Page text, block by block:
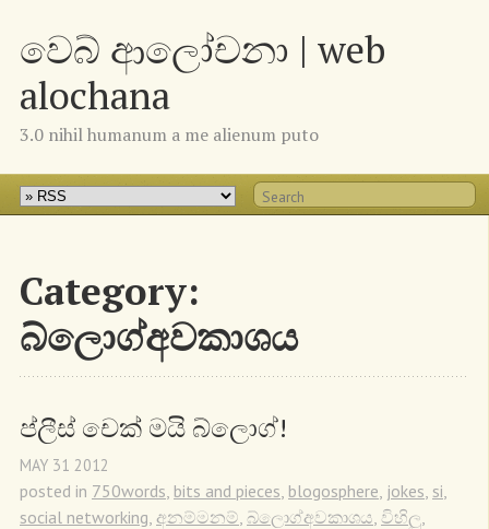
වෙබ් ආලෝචනා | web
alochana
3.0 nihil humanum a me alienum puto
Category:
බ්ලොග්අවකාශය
ප්ලීස් චෙක් මයි බ්ලොග්!
MAY 31 2012
posted in 750words bits and pieces blogosphere jokes si
social networking අනම්මනම් බ්ලොග්අවකාශය විහිලු